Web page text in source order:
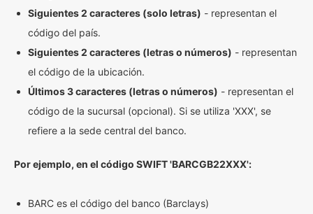
Siguientes 2 caracteres (solo letras) - representan el
código del país.
Siguientes 2 caracteres (letras o números) - representan
el código de la ubicación.
Últimos 3 caracteres (letras o números) - representan el
código de la sucursal (opcional). Si se utiliza 'XXX', se
refiere a la sede central del banco.
Por ejemplo, en el código SWIFT 'BARCGB22XXX':
BARC es el código del banco (Barclays)